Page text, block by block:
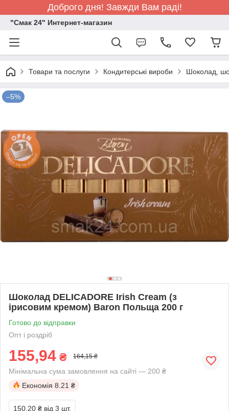
Доброго дня! Завжди Вам раді!
"Смак 24" Интернет-магазин
Товари та послуги Кондитерські вироби Шоколад,
–5%
Шоколад DELICADORE Irish Cream (з
ірисовим кремом) Baron Польща 200 г
Готово до відправки
Опт і роздріб
155,94 ₴ 164,15 ₴
Мінімальна сума замовлення на сайті — 200 ₴
Економія 8.21 ₴
150,20 ₴ від 3 шт.